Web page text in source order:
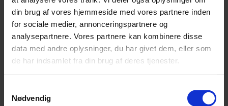
din brug af vores hjemmeside med vores partnere inden
for sociale medier, annonceringspartnere og
analysepartnere. Vores partnere kan kombinere disse
data med andre oplysninger, du har givet dem, eller som
de har indsamlet fra din brug af deres tjenester.
Nødvendig
Opti Life Adult Medium Kylling og ris - 12,5 kg.